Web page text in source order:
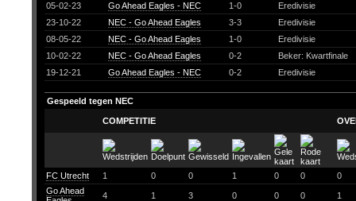
05-02-23
Go Ahead Eagles - NEC 1-0
Eredivisie
23-10-22
NEC - Go Ahead Eagles 3-3
Eredivisie
08-05-22
NEC - Go Ahead Eagles 1-0
Eredivisie
10-02-22
NEC - Go Ahead Eagles 0-2
Beker: Kwartfinale
19-12-21
Go Ahead Eagles - NEC 0-2 Eredivisie
Gespeeld tegen NEC
COMPETITIE
FC Utrecht 1 0 0 1 0 0
0
Go Ahead
4 1 3 0 0 0 1